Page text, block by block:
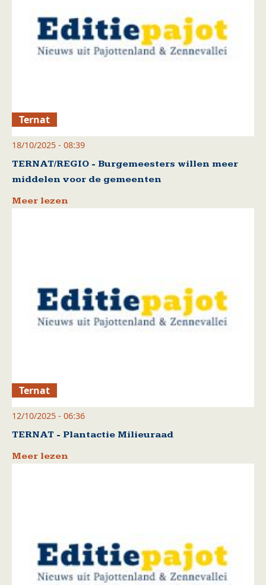
Ternat
18/10/2025 - 08:39
TERNAT/REGIO - Burgemeesters willen meer
middelen voor de gemeenten
Meer lezen
Ternat
12/10/2025 - 06:36
TERNAT - Plantactie Milieuraad
Meer lezen